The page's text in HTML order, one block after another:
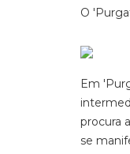
O
Em
procura
se